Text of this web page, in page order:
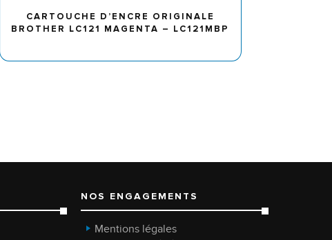
CARTOUCHE D’ENCRE ORIGINALE
BROTHER LC121 MAGENTA – LC121MBP
NOS ENGAGEMENTS
Mentions légales